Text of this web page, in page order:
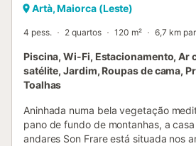
Artà, Maiorca (Leste)
4 pess. 2 quartos 120 m² 6,7 km
Piscina, Wi-Fi, Estacionamento, Ar
satélite, Jardim, Roupas de cama,
Toalhas
Aninhada numa bela vegetação
pano de fundo de montanhas, a
andares Son Frare está situada nos